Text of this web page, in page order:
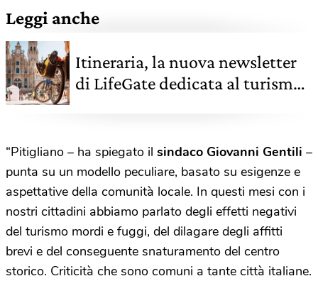
Leggi anche
Itineraria, la nuova newsletter
di LifeGate dedicata al turismo
“Pitigliano – ha spiegato il sindaco Giovanni Gentili –
punta su un modello peculiare, basato su esigenze e
aspettative della comunità locale. In questi mesi con i
nostri cittadini abbiamo parlato degli effetti negativi
del turismo mordi e fuggi, del dilagare degli affitti
brevi e del conseguente snaturamento del centro
storico. Criticità che sono comuni a tante città italiane.